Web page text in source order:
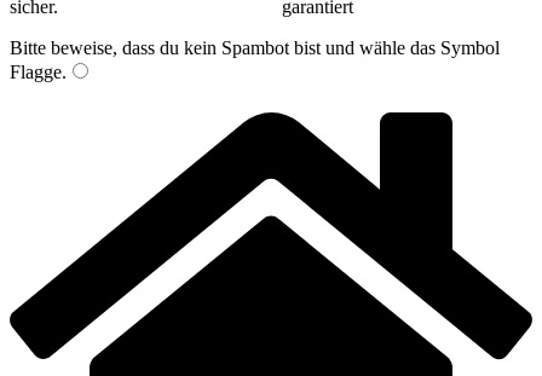
Bitte beweise, dass du kein Spambot bist und wähle das Symbol
Flagge.